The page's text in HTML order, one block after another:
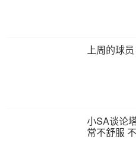
上周的球
小SA谈论
常不舒服